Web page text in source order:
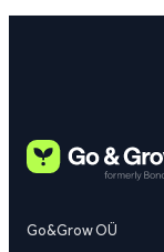
Go&Grow OÜ